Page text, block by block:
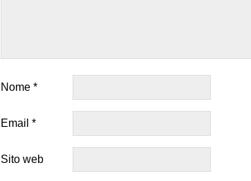
Nome *
Email *
Sito web